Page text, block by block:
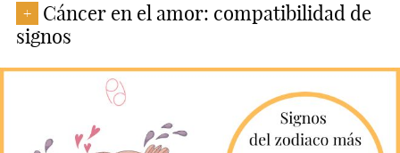
+
Cáncer en el amor: compatibilidad de
signos